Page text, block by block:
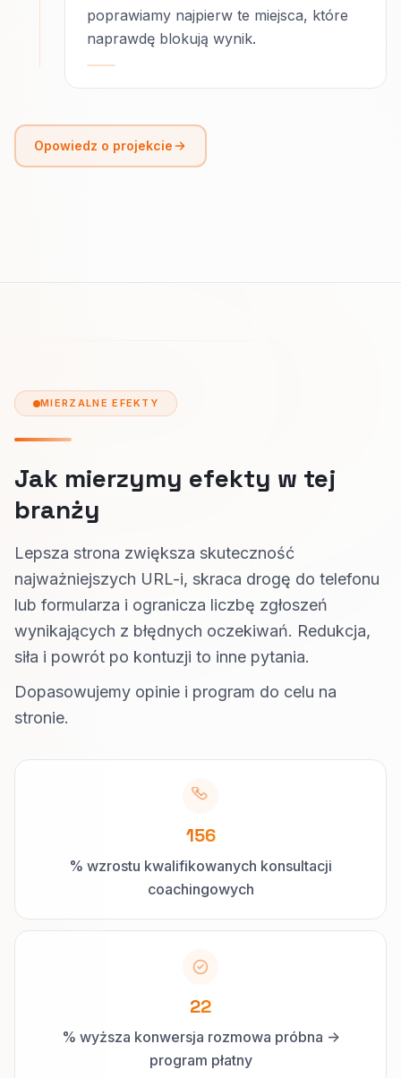
poprawiamy najpierw te miejsca, które
naprawdę blokują wynik.
Opowiedz o projekcie
MIERZALNE EFEKTY
Jak mierzymy efekty w tej
branży
Lepsza strona zwiększa skuteczność
najważniejszych URL-i, skraca drogę do telefonu
lub formularza i ogranicza liczbę zgłoszeń
wynikających z błędnych oczekiwań. Redukcja,
siła i powrót po kontuzji to inne pytania.
Dopasowujemy opinie i program do celu na
stronie.
156
% wzrostu kwalifikowanych konsultacji
coachingowych
22
% wyższa konwersja rozmowa próbna ->
program płatny